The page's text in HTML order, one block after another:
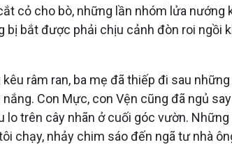
cỏ cho bò, những lần nhóm lửa nướng
bắt được phải chịu cảnh đòn roi ngồi
râm ran, ba mẹ đã thiếp đi sau
Con Mực, con Vện cũng đã ngủ
trên cây nhãn ở cuối góc vườn.
chạy, nhảy chim sáo đến ngã tư nhà